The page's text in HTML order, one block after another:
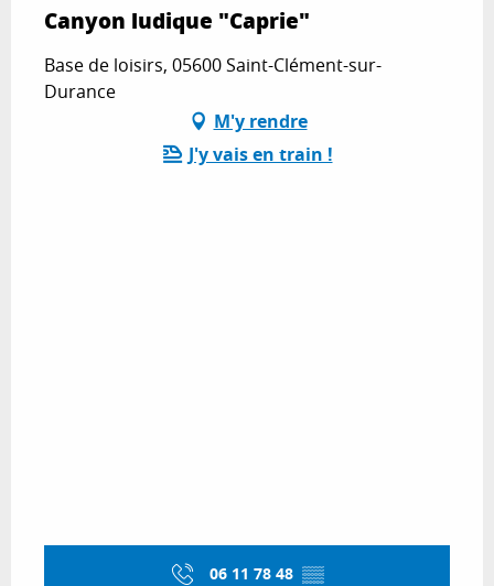
Canyon ludique "Caprie"
Base de loisirs, 05600 Saint-Clément-sur-
Durance
M'y rendre
J'y vais en train !
06 11 78 48 ▒▒